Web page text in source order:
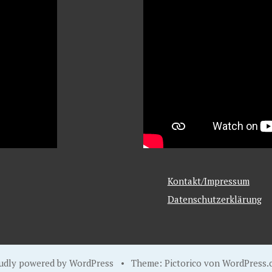
Kontakt/Impressum
Datenschutzerklärung
powered by WordPress • Theme: Pictorico von